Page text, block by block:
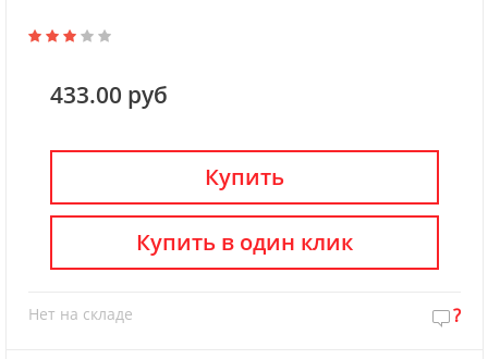
433.00 руб
Купить
Нет на складе ?
Купить в один клик